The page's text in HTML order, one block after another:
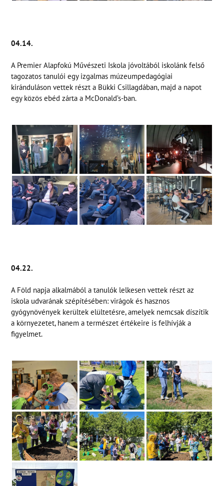
04.14.
A Premier Alapfokú Művészeti Iskola jóvoltából iskolánk felső
tagozatos tanulói egy izgalmas múzeumpedagógiai
kiránduláson vettek részt a Bükki Csillagdában, majd a napot
egy közös ebéd zárta a McDonald’s-ban.
04.22.
A Föld napja alkalmából a tanulók lelkesen vettek részt az
iskola udvarának szépítésében: virágok és hasznos
gyógynövények kerültek elültetésre, amelyek nemcsak díszítik
a környezetet, hanem a természet értékeire is felhívják a
figyelmet.